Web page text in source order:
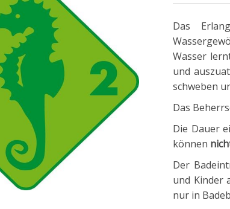
Das
Wasser
und
schweben
Das
Die Dauer
können
Der
und Kinder
nur in